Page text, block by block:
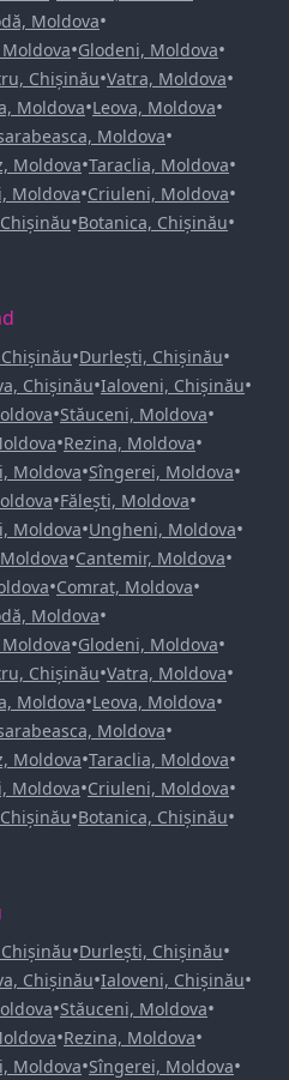
Moldova•
•Glodeni, Moldova•
Chișinău•Vatra, Moldova•
Moldova•Leova, Moldova•
Moldova•
Moldova•Taraclia, Moldova•
Moldova•Criuleni, Moldova•
•Botanica, Chișinău•
•Durlești, Chișinău•
Chișinău•Ialoveni, Chișinău•
•Stăuceni, Moldova•
•Rezina, Moldova•
Moldova•Sîngerei, Moldova•
•Fălești, Moldova•
Moldova•Ungheni, Moldova•
•Cantemir, Moldova•
•Comrat, Moldova•
Moldova•
•Glodeni, Moldova•
Chișinău•Vatra, Moldova•
Moldova•Leova, Moldova•
Moldova•
Moldova•Taraclia, Moldova•
Moldova•Criuleni, Moldova•
•Botanica, Chișinău•
•Durlești, Chișinău•
Chișinău•Ialoveni, Chișinău•
•Stăuceni, Moldova•
•Rezina, Moldova•
Moldova•Sîngerei, Moldova•